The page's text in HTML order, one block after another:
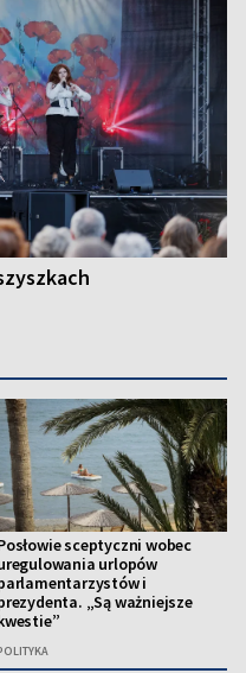
sceptyczni wobec
urlopów
i
„Są ważniejsze